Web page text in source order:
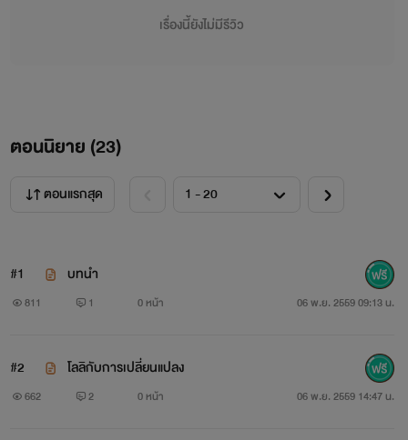
สำหรับเขา เขาจึงต้องใช้ความสามารถของมือสังหารในชีวิตเก่า
การเริ่มต้นของโลลินักแปรธาตุ อดีตมือสังหาร ได้เริ่มต้นขึ้น
แล้ว
ปล. ไม่มีการปวดตับใดๆทั้งสิ้น แค่เนื้อเรื่องมันส่อแววไป
ทางปวดตับนิดนึงน่ะ
เรื่องนี้ยังไม่มีรีวิว
ตอนนิยาย (23)
ตอนแรกสุด
#1 บทนำ
811 1 0 หน้า 06 พ.ย. 2559 09:13 น.
#2 โลลิกับการเปลี่ยนแปลง
662 2 0 หน้า 06 พ.ย. 2559 14:47 น.